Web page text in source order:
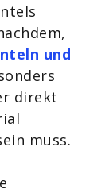
und
direkt
muss.